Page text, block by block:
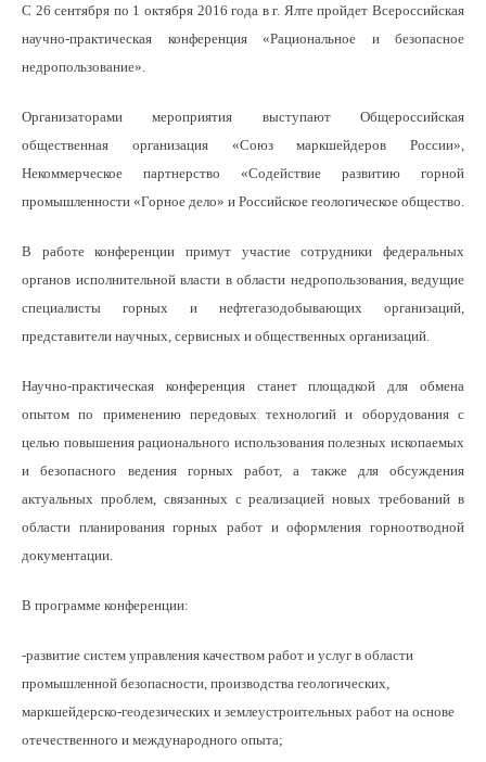
С 26 сентября по 1 октября 2016 года в г. Ялте пройдет Всероссийская
научно-практическая конференция «Рациональное и безопасное
недропользование».
Организаторами мероприятия выступают Общероссийская
общественная организация «Союз маркшейдеров России»,
Некоммерческое партнерство «Содействие развитию горной
промышленности «Горное дело» и Российское геологическое общество.
В работе конференции примут участие сотрудники федеральных
органов исполнительной власти в области недропользования, ведущие
специалисты горных и нефтегазодобывающих организаций,
представители научных, сервисных и общественных организаций.
Научно-практическая конференция станет площадкой для обмена
опытом по применению передовых технологий и оборудования с
целью повышения рационального использования полезных ископаемых
и безопасного ведения горных работ, а также для обсуждения
актуальных проблем, связанных с реализацией новых требований в
области планирования горных работ и оформления горноотводной
документации.
В программе конференции:
-развитие систем управления качеством работ и услуг в области
промышленной безопасности, производства геологических,
маркшейдерско-геодезических и землеустроительных работ на основе
отечественного и международного опыта;